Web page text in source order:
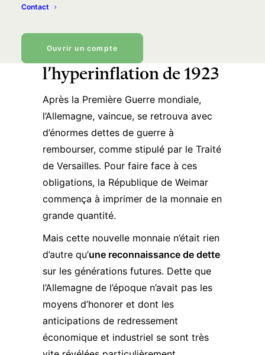
Contact
Ouvrir un compte
Contexte historique :
l’hyperinflation de 1923
Après la Première Guerre mondiale,
l’Allemagne, vaincue, se retrouva avec
d’énormes dettes de guerre à
rembourser, comme stipulé par le Traité
de Versailles. Pour faire face à ces
obligations, la République de Weimar
commença à imprimer de la monnaie en
grande quantité.
Mais cette nouvelle monnaie n’était rien
d’autre qu’une reconnaissance de dette
sur les générations futures. Dette que
l’Allemagne de l’époque n’avait pas les
moyens d’honorer et dont les
anticipations de redressement
économique et industriel se sont très